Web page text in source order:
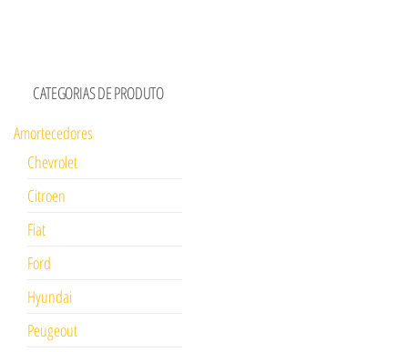
CATEGORIAS DE PRODUTO
Amortecedores
Chevrolet
Citroen
Fiat
Ford
Hyundai
Peugeout